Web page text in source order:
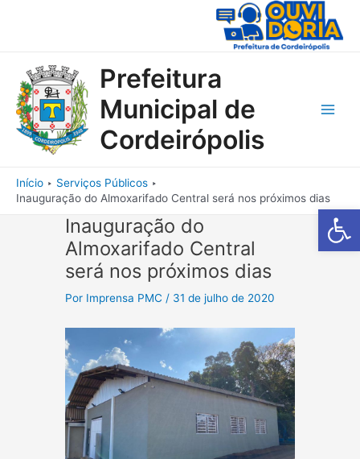
Barra de
Prefeitura
Municipal de
Cordeirópolis
Início
Serviços Públicos
Inauguração do Almoxarifado Central será nos próximos dias
Inauguração do
Almoxarifado Central
será nos próximos dias
Por Imprensa PMC / 31 de julho de 2020